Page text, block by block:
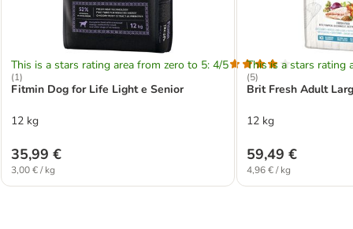
This is a stars rating area from zero to 5: 4/5
(1)
Fitmin Dog for Life Light e Senior
12 kg
35,99 €
3,00 € / kg
This is a stars rating
(5)
Brit Fresh Adult
12 kg
59,49 €
4,96 € / kg